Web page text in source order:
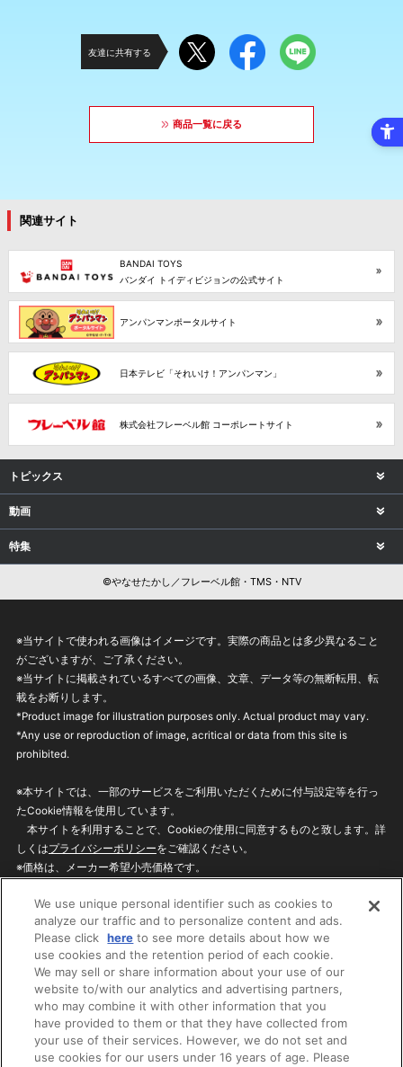
友達に共有する
商品一覧に戻る
関連サイト
BANDAI TOYS
バンダイ トイディビジョンの公式サイト
アンパンマンポータルサイト
日本テレビ「それいけ！アンパンマン」
株式会社フレーベル館 コーポレートサイト
トピックス
動画
特集
©やなせたかし／フレーベル館・TMS・NTV
※当サイトで使われる画像はイメージです。実際の商品とは多少異なること
がございますが、ご了承ください。
※当サイトに掲載されているすべての画像、文章、データ等の無断転用、転
載をお断りします。
*Product image for illustration purposes only. Actual product may vary.
*Any use or reproduction of image, acritical or data from this site is
prohibited.
※本サイトでは、一部のサービスをご利用いただくために付与設定等を行っ
たCookie情報を使用しています。
本サイトを利用することで、Cookieの使用に同意するものと致します。詳
しくはプライバシーポリシーをご確認ください。
※価格は、メーカー希望小売価格です。
ざいますのでご了承ください。
privacypolicy
Do Not Sell or Share My
Personal Information
ウェブサイトご利用条件
ソーシャルメディアポリシー
個人情報保護方針
お問い合わせ
We use unique personal identifier such as cookies to
analyze our traffic and to personalize content and ads.
Please click here to see more details about how we
use cookies and the retention period of each cookie.
We may sell or share information about your use of our
website to/with our analytics and advertising partners,
who may combine it with other information that you
have provided to them or that they have collected from
your use of their services. However, we do not set and
use cookies for our users under 16 years of age. Please